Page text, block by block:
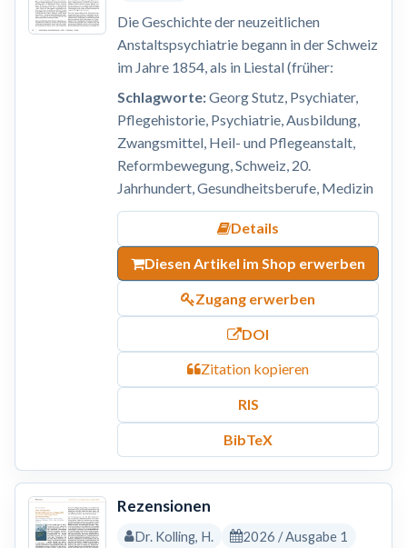
Die Geschichte der neuzeitlichen
Anstaltspsychiatrie begann in der Schweiz
im Jahre 1854, als in Liestal (früher:
Schlagworte:Georg Stutz, Psychiater,
Pflegehistorie, Psychiatrie, Ausbildung,
Zwangsmittel, Heil- und Pflegeanstalt,
Reformbewegung, Schweiz, 20.
Jahrhundert, Gesundheitsberufe, Medizin
Details
Diesen Artikel im Shop erwerben
Zugang erwerben
DOI
Zitation kopieren
RIS
BibTeX
Rezensionen
Dr. Kolling, H. 2026 / Ausgabe 1